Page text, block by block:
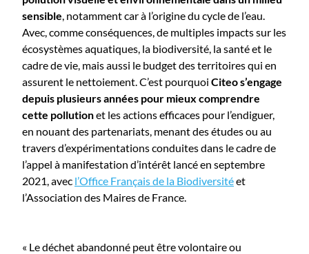
sensible , notamment car à l’origine du cycle de l’eau.
Avec, comme conséquences, de multiples impacts sur les
écosystèmes aquatiques, la biodiversité, la santé et le
cadre de vie, mais aussi le budget des territoires qui en
assurent le nettoiement. C’est pourquoi Citeo s’engage
depuis plusieurs années pour mieux comprendre
cette pollutionet les actions efficaces pour l’endiguer,
en nouant des partenariats, menant des études ou au
travers d’expérimentations conduites dans le cadre de
l’appel à manifestation d’intérêt lancé en septembre
2021, avec l’Office Français de la Biodiversitéet
l’Association des Maires de France.
« Le déchet abandonné peut être volontaire ou